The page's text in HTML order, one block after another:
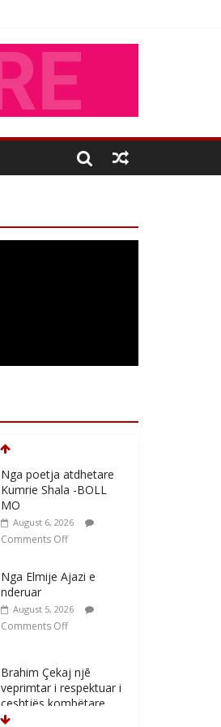
Nga poetja atdhetare
Kumrie Shala -BOLL
MO
August 6, 2026
Comments Off
Nga Elmije Ajazi e
nderuar
August 5, 2026
Comments Off
Brahim Çekaj njē
veprimtar i respektuar i
çeshtjës kombëtare